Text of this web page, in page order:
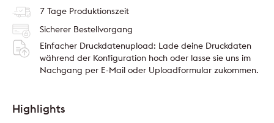
7 Tage Produktionszeit
Sicherer Bestellvorgang
Einfacher Druckdatenupload: Lade deine Druckdaten
während der Konfiguration hoch oder lasse sie uns im
Nachgang per E-Mail oder Uploadformular zukommen.
Highlights